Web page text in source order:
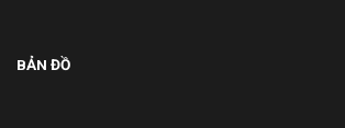
BẢN ĐỒ